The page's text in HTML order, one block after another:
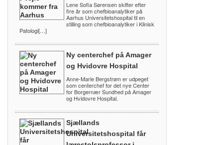
Lene Sofia Sørensen skifter efter
fire år som chefbioanalytiker på
Aarhus Universitetshospital til en
stilling som chefbioanalytiker i Klinisk
Patologi[…]
Ny centerchef på Amager
og Hvidovre Hospital
Anne-Marie Bergstrøm er udpeget
som centerchef for det nye Center
for Borgernær Sundhed på Amager
og Hvidovre Hospital.
Sjællands
Universitetshospital får